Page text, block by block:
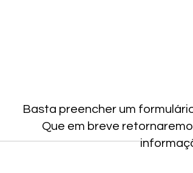
Basta preencher um
Que em breve